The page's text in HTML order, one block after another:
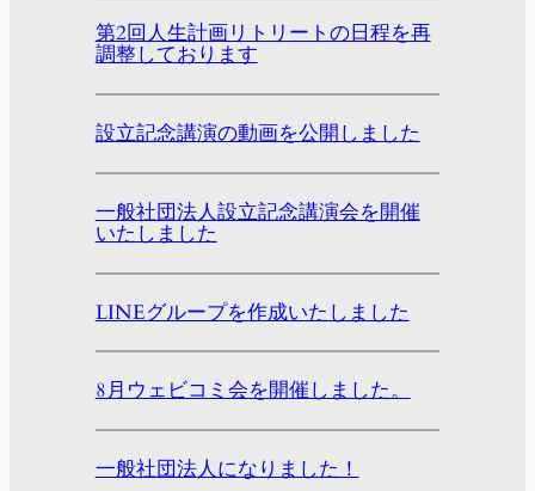
第2回人生計画リトリートの日程を再
調整しております
設立記念講演の動画を公開しました
一般社団法人設立記念講演会を開催
いたしました
LINEグループを作成いたしました
8月ウェビコミ会を開催しました。
一般社団法人になりました！